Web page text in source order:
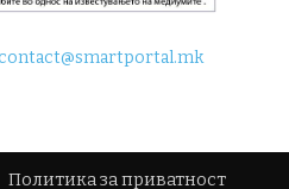
Политика за приватност